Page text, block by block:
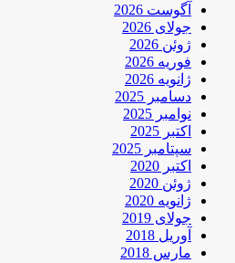
آگوست 2026
جولای 2026
ژوئن 2026
فوریه 2026
ژانویه 2026
دسامبر 2025
نوامبر 2025
اکتبر 2025
سپتامبر 2025
اکتبر 2020
ژوئن 2020
ژانویه 2020
جولای 2019
آوریل 2018
مارس 2018